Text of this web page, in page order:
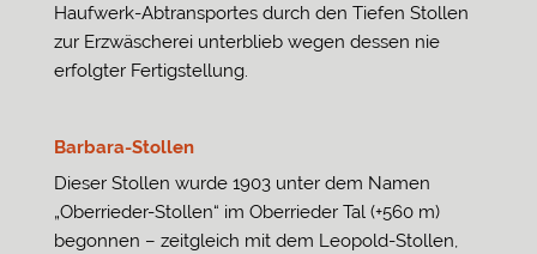
Haufwerk-Abtransportes durch den Tiefen Stollen
zur Erzwäscherei unterblieb wegen dessen nie
erfolgter Fertigstellung.
Barbara-Stollen
Dieser Stollen wurde 1903 unter dem Namen
„Oberrieder-Stollen“ im Oberrieder Tal (+560 m)
begonnen – zeitgleich mit dem Leopold-Stollen,